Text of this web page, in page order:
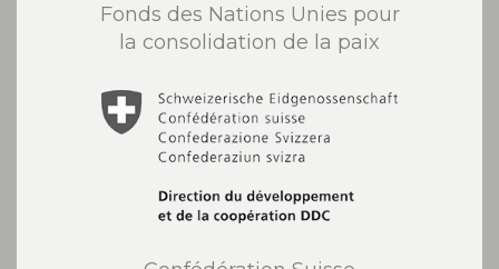
Fonds des Nations Unies pour
la consolidation de la paix